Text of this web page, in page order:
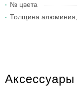
№ цвета
Толщина
Аксессуары